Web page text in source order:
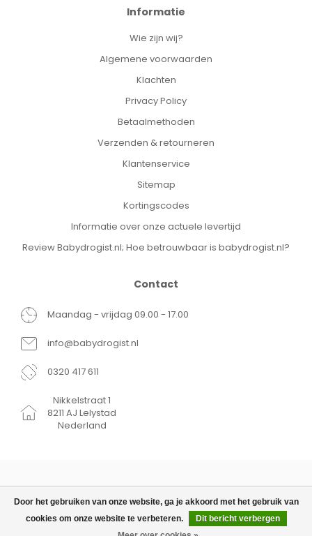
TOEVOEGEN AAN WINKELWAGEN
Door het gebruiken van onze website, ga je akkoord met het gebruik van
cookies om onze website te verbeteren.
Dit bericht verbergen
Informatie
Wie zijn wij?
Algemene voorwaarden
Klachten
Privacy Policy
Betaalmethoden
Verzenden & retourneren
Klantenservice
Sitemap
Kortingscodes
Informatie over onze actuele levertijd
Review Babydrogist.nl; Hoe betrouwbaar is babydrogist.nl?
Contact
Maandag - vrijdag 09.00 - 17.00
info@babydrogist.nl
0320 417 611
Nikkelstraat 1
8211 AJ Lelystad
Nederland
© Copyright 2026 Babydrogist.nl